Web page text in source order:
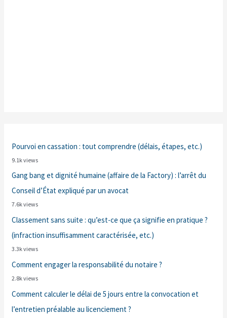
Pourvoi en cassation : tout comprendre (délais, étapes, etc.)
9.1k views
Gang bang et dignité humaine (affaire de la Factory) : l’arrêt du
Conseil d’État expliqué par un avocat
7.6k views
Classement sans suite : qu’est-ce que ça signifie en pratique ?
(infraction insuffisamment caractérisée, etc.)
3.3k views
Comment engager la responsabilité du notaire ?
2.8k views
Comment calculer le délai de 5 jours entre la convocation et
l’entretien préalable au licenciement ?